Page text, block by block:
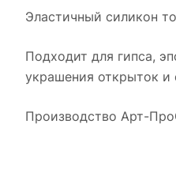
Эластичный силикон
Подходит для гипса,
украшения открыток и
Производство Арт-